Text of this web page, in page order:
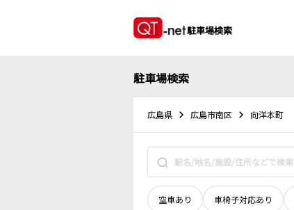
駐車場検索
駐車場検索
広島県 広島市南区 向洋本町
空車あり 車椅子対応あり